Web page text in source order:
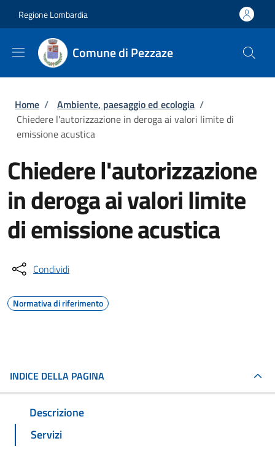
Regione Lombardia
Comune di Pezzaze
Briciole di pane
Home / Ambiente, paesaggio ed ecologia /
Chiedere l'autorizzazione in deroga ai valori limite di
emissione acustica
Chiedere l'autorizzazione
in deroga ai valori limite
di emissione acustica
Condividi
Normativa di riferimento
INDICE DELLA PAGINA
Descrizione
Servizi